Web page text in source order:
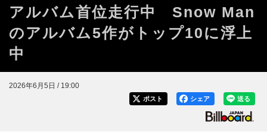
アルバム首位走行中 Snow Man
のアルバム5作がトップ10に浮上
中
2026年6月5日 / 19:00
送る
シェア
ポスト